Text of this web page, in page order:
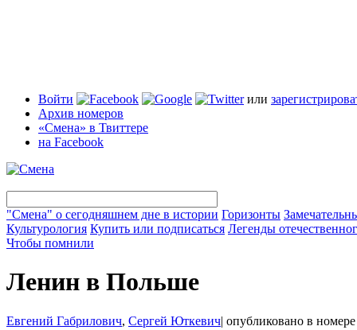
Войти или
Архив номеров
«Смена» в Твиттере
на Facebook
"Смена" о сегодняшнем дне в истории Горизонты
Культурология Купить или подписаться Легенды
Чтобы помнили
Ленин в Польше
Евгений Габрилович, Сергей Юткевич| опубликовано в